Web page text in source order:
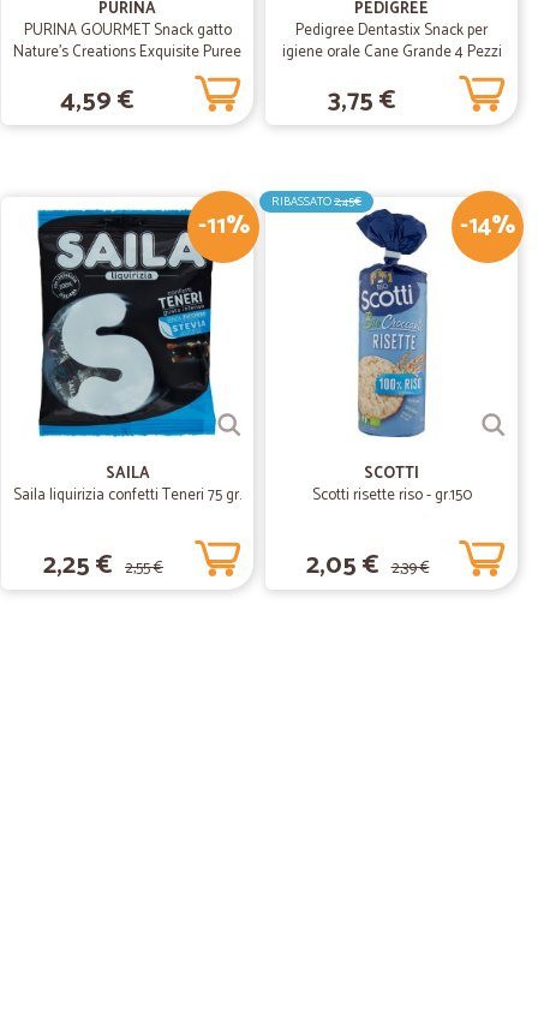
22/09/2019
e…
consegna merce
ordine va…
va bene c'è stato un piccolo equivoco sulla consegna
nei tempi previsti
01/07/2019
! Grazie Cesare Maffei
PURINA
PURINA GOURMET Snack gatto
Nature's Creations Exquisite Puree
con Salmone e Carota Multipack
5x10g
4,59 €
PEDIGREE
Pedigree Dentastix Snack per
igiene orale Cane Grande 4 Pezzi
3,75 €
-11%
SAILA
Saila liquirizia confetti Teneri 75 gr.
2,25 € 2,55 €
-14%
RIBASSATO2,45€
SCOTTI
Scotti risette riso - gr.150
2,05 € 2,39 €